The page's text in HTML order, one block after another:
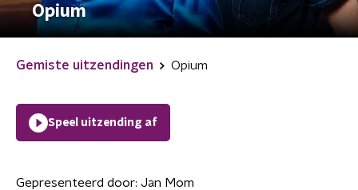
Opium
Gemiste uitzendingen Opium
Speel uitzending af
Gepresenteerd door: Jan Mom